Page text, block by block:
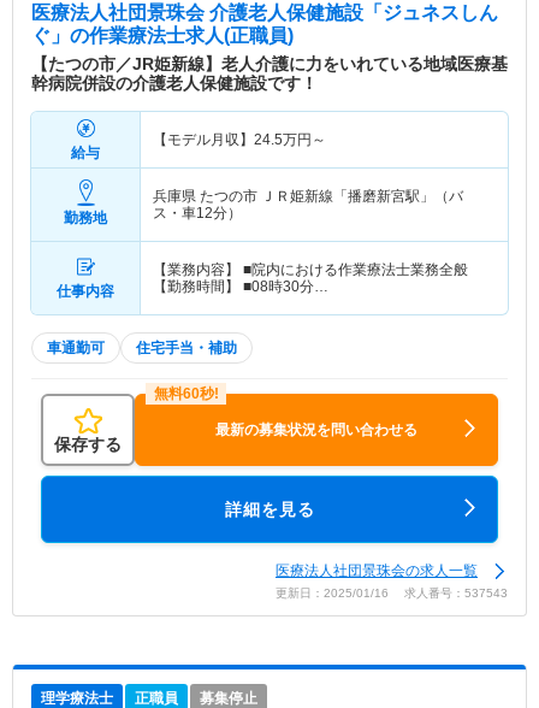
医療法人社団景珠会 介護老人保健施設「ジュネスしん
ぐ」 の作業療法士求人(正職員)
【たつの市／JR姫新線】老人介護に力をいれている地域医療基
幹病院併設の介護老人保健施設です！
給与
【モデル月収】 24.5万円～
勤務地
兵庫県 たつの市
ＪＲ姫新線「播磨新宮駅」（バ
ス・車12分）
仕事内容
【業務内容】 ■院内における作業療法士業務全般
【勤務時間】 ■08時30分…
車通勤可 住宅手当・補助
保存する
最新の募集状況を問い合わせる
詳細を見る
医療法人社団景珠会の求人一覧
更新日：2025/01/16 求人番号：537543
理学療法士 正職員 募集停止